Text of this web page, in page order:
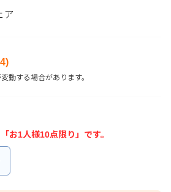
ア
)
動する場合があります。
お1人様10点限り」です。